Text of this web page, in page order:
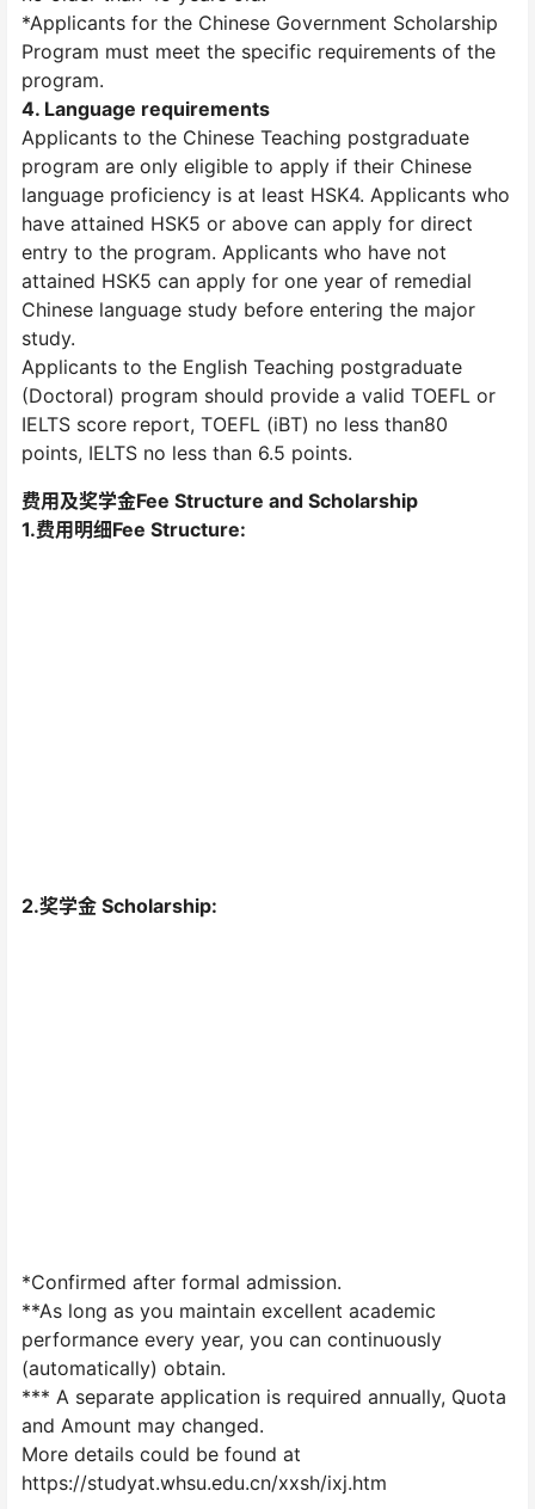
*Applicants for the Chinese Government Scholarship
Program must meet the specific requirements of the
program.
4. Language requirements
Applicants to the Chinese Teaching postgraduate
program are only eligible to apply if their Chinese
language proficiency is at least HSK4. Applicants who
have attained HSK5 or above can apply for direct
entry to the program. Applicants who have not
attained HSK5 can apply for one year of remedial
Chinese language study before entering the major
study.
Applicants to the English Teaching postgraduate
(Doctoral) program should provide a valid TOEFL or
IELTS score report, TOEFL (iBT) no less than80
points, IELTS no less than 6.5 points.
费用及奖学金Fee Structure and Scholarship
1.费用明细Fee Structure:
2.奖学金 Scholarship:
*Confirmed after formal admission.
**As long as you maintain excellent academic
performance every year, you can continuously
(automatically) obtain.
*** A separate application is required annually, Quota
and Amount may changed.
More details could be found at
https://studyat.whsu.edu.cn/xxsh/ixj.htm